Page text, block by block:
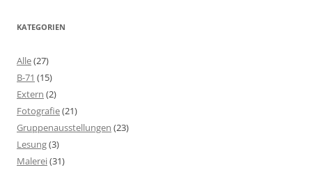
KATEGORIEN
Alle(27)
B-71 (15)
Extern (2)
Fotografie(21)
Gruppenausstellungen (23)
Lesung(3)
Malerei(31)